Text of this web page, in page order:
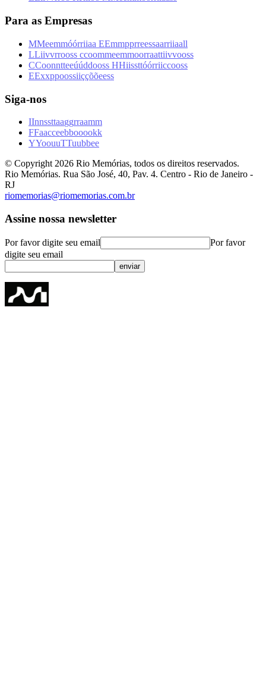
Para as Empresas
MMeemmóórriiaa EEmmpprreessaarriiaall
LLiivvrrooss ccoommeemmoorraattiivvooss
CCoonntteeúúddooss HHiissttóórriiccooss
EExxppoossiiççõõeess
Siga-nos
IInnssttaaggrraamm
FFaacceebbooookk
YYoouuTTuubbee
© Copyright 2026 Rio Memórias, todos os direitos reservados.
Rio Memórias. Rua São José, 40, Pav. 4. Centro - Rio de Janeiro -
RJ
riomemorias@riomemorias.com.br
Assine nossa newsletter
Por favor digite seu email
Por favor
digite seu email
enviar